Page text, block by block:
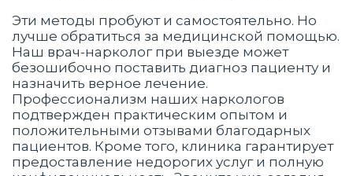
Эти методы пробуют и самостоятельно. Но
лучше обратиться за медицинской помощью.
Наш врач-нарколог при выезде может
безошибочно поставить диагноз пациенту и
назначить верное лечение.
Профессионализм наших наркологов
подтвержден практическим опытом и
положительными отзывами благодарных
пациентов. Кроме того, клиника гарантирует
предоставление недорогих услуг и полную